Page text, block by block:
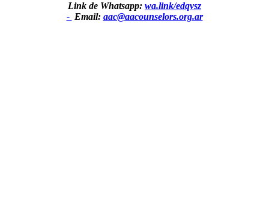
Link de Whatsapp: wa.link/edqvsz
- Email: aac@aacounselors.org.ar